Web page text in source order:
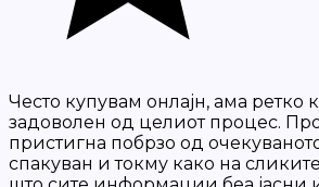
Често купувам онлајн, ама ретко
задоволен од целиот процес.
пристигна побрзо од
спакуван и токму како на